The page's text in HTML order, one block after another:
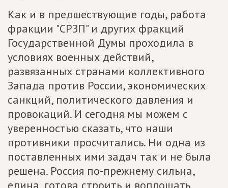
Как и в предшествующие годы, работа
фракции "СРЗП" и других фракций
Государственной Думы проходила в
условиях военных действий,
развязанных странами коллективного
Запада против России, экономических
санкций, политического давления и
провокаций. И сегодня мы можем с
уверенностью сказать, что наши
противники просчитались. Ни одна из
поставленных ими задач так и не была
решена. Россия по-прежнему сильна,
едина, готова строить и воплощать